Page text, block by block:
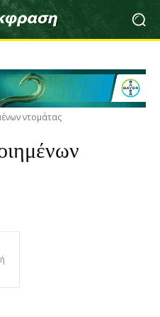
ντομάτας